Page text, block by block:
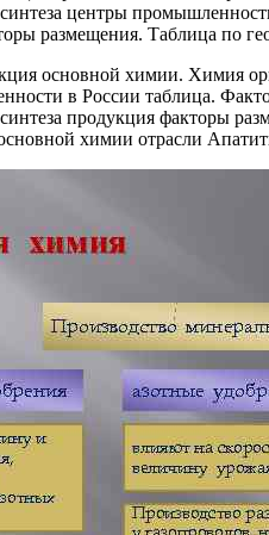
центры
размещения. Таблица по
продукция факторы
химии отрасли